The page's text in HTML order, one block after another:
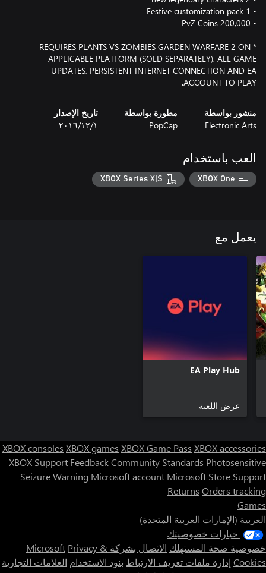
* REQUIRES PLANTS VS ZOMBIES GARDEN WARFARE 2 ON
APPLICABLE PLATFORM (SOLD SEPARATELY), ALL GAME
UPDATES, PERSISTENT INTERNET CONNECTION AND EA
ACCOUNT TO PLAY.
منشور بواسطة
Electronic Arts
مطورة بواسطة
PopCap
تاريخ الإصدار
١‏/١٢‏/٢٠١٦
العب باستخدام
XBOX One
XBOX Series X|S
يعمل مع
EA Play Hub
عرض اللعبة
XBOX consoles XBOX games XBOX Game Pass XBOX accessories
XBOX Support FeedbackCommunity Standards Photosensitive
Seizure Warning Microsoft account Microsoft Store Support
Returns Orders tracking
Games
العربية (الإمارات العربية المتحدة)
خيارات خصوصيتك
خصوصية صحة المستهلك الاتصال بشركة Microsoft Privacy &
Cookies إدارة ملفات تعريف الارتباط بنود الاستخدام العلامات التجارية